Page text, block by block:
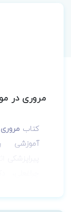
مروری در
کتاب
آموزشی